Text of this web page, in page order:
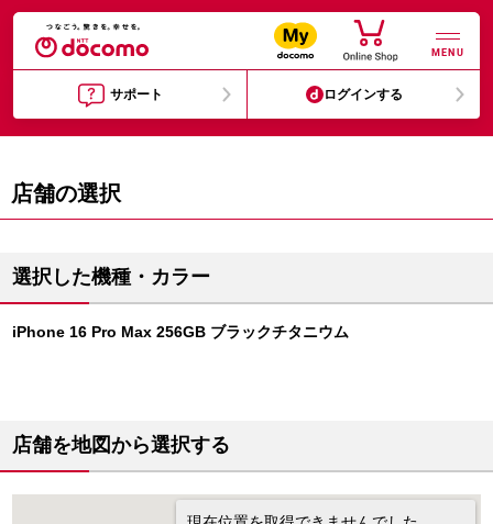
MENU
サポート ログインする
店舗の選択
選択した機種・カラー
iPhone 16 Pro Max 256GB ブラックチタニウム
店舗を地図から選択する